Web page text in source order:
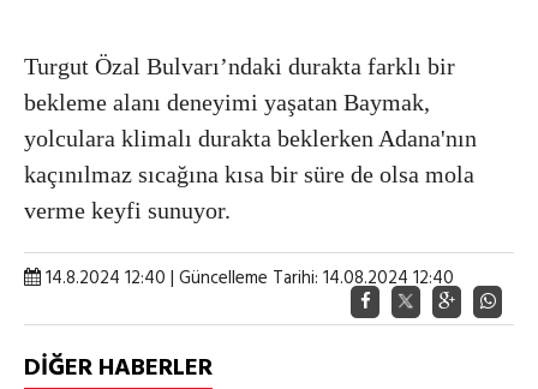
Turgut Özal Bulvarı’ndaki durakta farklı bir
bekleme alanı deneyimi yaşatan Baymak,
yolculara klimalı durakta beklerken Adana'nın
kaçınılmaz sıcağına kısa bir süre de olsa mola
verme keyfi sunuyor.
14.8.2024 12:40 | Güncelleme Tarihi: 14.08.2024 12:40
DİĞER HABERLER